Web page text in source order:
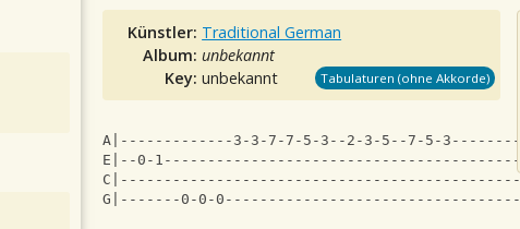
Künstler: Traditional German
Album:unbekannt
Key:unbekannt Tabulaturen (ohne Akkorde)
A|-------------3-3-7-7-5-3--2-3-5--7-5-
E|--0-
G|-------0-0-